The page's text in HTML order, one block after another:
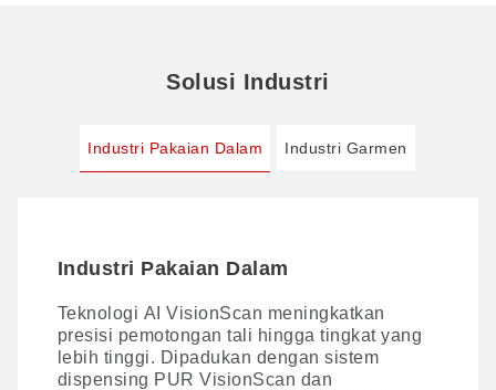
Solusi Industri
Industri Pakaian Dalam Industri Garmen
Industri Pakaian Dalam
Teknologi AI VisionScan meningkatkan
presisi pemotongan tali hingga tingkat yang
lebih tinggi. Dipadukan dengan sistem
dispensing PUR VisionScan dan
Industri Garmen
Pemotongan digital yang komprehensif —
presisi di setiap lapisan. Dengan solusi
proses yang inovatif, kami memimpin
transformasi digital dalam produksi kain,